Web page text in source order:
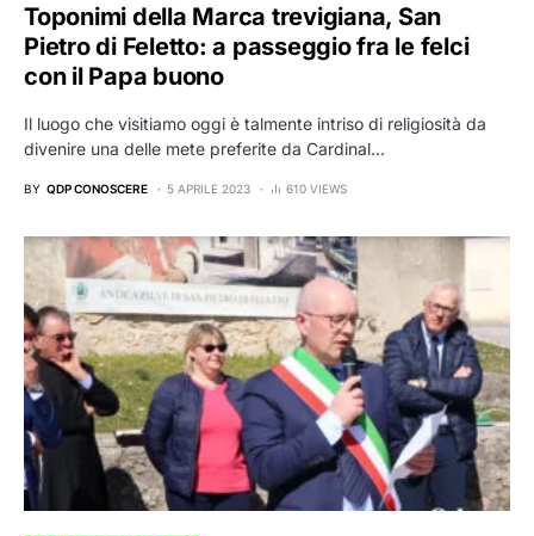
Toponimi della Marca trevigiana, San
Pietro di Feletto: a passeggio fra le felci
con il Papa buono
Il luogo che visitiamo oggi è talmente intriso di religiosità da
divenire una delle mete preferite da Cardinal…
BY QDP CONOSCERE 5 APRILE 2023 610 VIEWS